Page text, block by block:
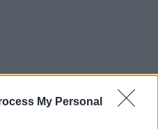
My Personal